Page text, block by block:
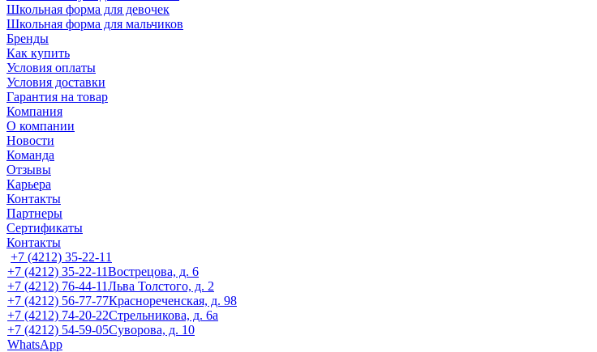
Школьная форма для девочек
Школьная форма для мальчиков
Бренды
Как купить
Условия оплаты
Условия доставки
Гарантия на товар
Компания
О компании
Новости
Команда
Отзывы
Карьера
Контакты
Партнеры
Сертификаты
Контакты
+7 (4212) 35-22-11
+7 (4212) 35-22-11Вострецова, д. 6
+7 (4212) 76-44-11Льва Толстого, д. 2
+7 (4212) 56-77-77Краснореченская, д. 98
+7 (4212) 74-20-22Стрельникова, д. 6а
+7 (4212) 54-59-05Суворова, д. 10
WhatsApp